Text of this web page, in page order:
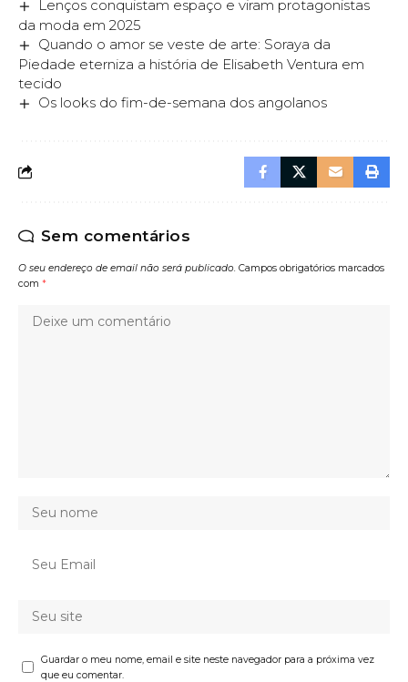
Lenços conquistam espaço e viram protagonistas
da moda em 2025
Quando o amor se veste de arte: Soraya da
Piedade eterniza a história de Elisabeth Ventura em
tecido
Os looks do fim-de-semana dos angolanos
Sem comentários
O seu endereço de email não será publicado. Campos obrigatórios marcados
com *
Guardar o meu nome, email e site neste navegador para a próxima vez
que eu comentar.